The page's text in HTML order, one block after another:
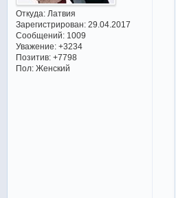
Откуда:Латвия
Зарегистрирован: 29.04.2017
Сообщений:1009
Уважение: +3234
Позитив: +7798
Пол:Женский